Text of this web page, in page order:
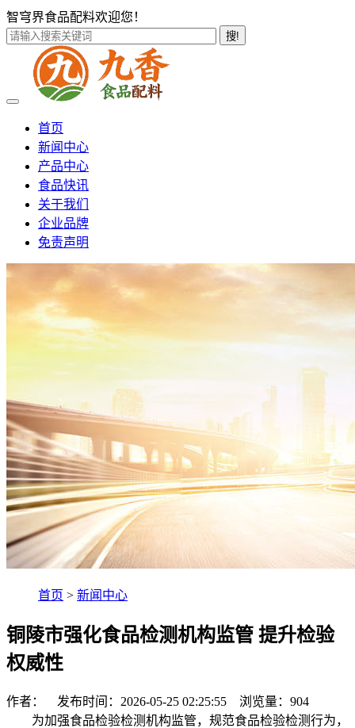
智穹界食品配料欢迎您！
搜!
首页
新闻中心
产品中心
食品快讯
关于我们
企业品牌
免责声明
首页 > 新闻中心
铜陵市强化食品检测机构监管 提升检验
权威性
作者： 发布时间：2026-05-25 02:25:55 浏览量： 904
为加强食品检验检测机构监管，规范食品检验检测行为，